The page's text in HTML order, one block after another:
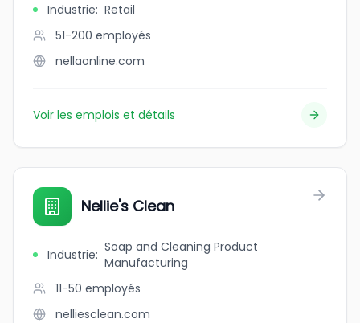
Industrie: Retail
51-200 employés
nellaonline.com
Voir les emplois et détails
Nellie's Clean
Industrie: Soap and Cleaning Product
Manufacturing
11-50 employés
nelliesclean.com